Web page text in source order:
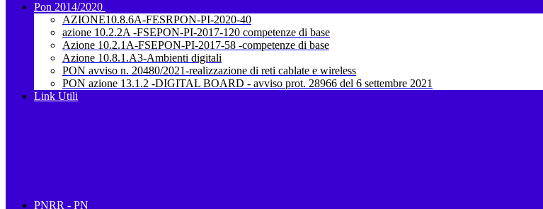
Pon 2014/2020
AZIONE10.8.6A-FESRPON-PI-2020-40
azione 10.2.2A -FSEPON-PI-2017-120 competenze di base
Azione 10.2.1A-FSEPON-PI-2017-58 -competenze di base
Azione 10.8.1.A3-Ambienti digitali
PON avviso n. 20480/2021-realizzazione di reti cablate e wireless
PON azione 13.1.2 -DIGITAL BOARD - avviso prot. 28966 del 6 settembre 2021
Link Utili
PNRR - PN